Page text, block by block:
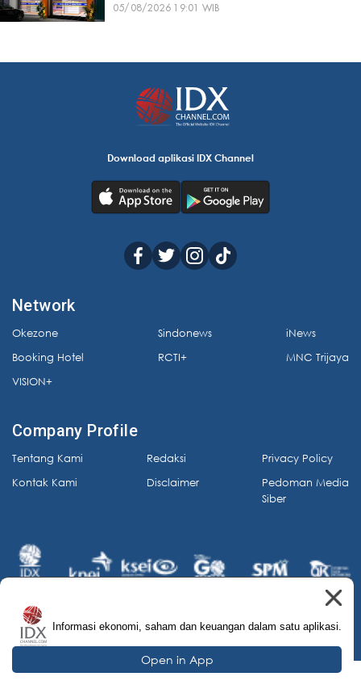
05/08/2026 19:01 WIB
Download aplikasi IDX Channel
Network
Okezone
Booking Hotel
VISION+
Sindonews
RCTI+
iNews
MNC Trijaya
Company Profile
Tentang Kami
Kontak Kami
Redaksi
Disclaimer
Privacy Policy
Pedoman Media
Siber
© 2026 IDX Channel. All Rights Reserved.
Informasi ekonomi, saham dan keuangan dalam satu aplikasi.
Open in App